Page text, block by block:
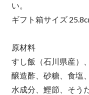
い。
ギフト箱サイズ
原材料
すし飯（石川県産）
醸造酢、砂糖、食塩
水成分、鰹節、そう